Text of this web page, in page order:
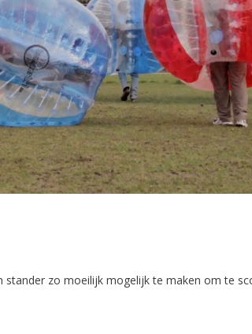
zo moeilijk mogelijk te maken om te